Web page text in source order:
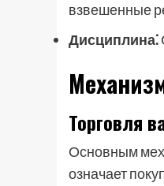
взвешенные
Дисциплина⁚
Торговля
Основным
означает